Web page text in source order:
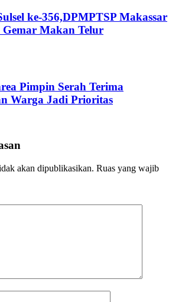
ke-356,DPMPTSP Makassar
Makan Telur
Pimpin Serah Terima
Warga Jadi Prioritas
akan dipublikasikan. Ruas yang wajib